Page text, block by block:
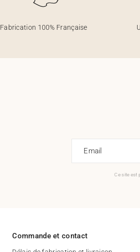
Fabrication 100% Française
Email
Ce site est
Commande et contact